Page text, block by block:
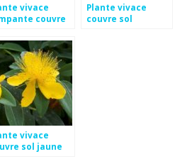
vivace
couvre
Plante vivace
couvre sol
vivace
sol jaune